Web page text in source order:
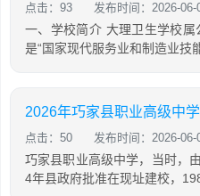
点击：93 发布时间：2026-06-
一、学校简介 大理卫生学校属
是“国家现代服务业和制造业技
点击：50 发布时间：2026-06-
巧家县职业高级中学，当时，
4年县政府批准在现址建校，